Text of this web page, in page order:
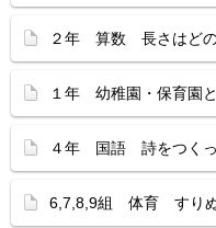
２年 算数 長さはどの
１年 幼稚園・保育園
４年 国語 詩をつくっ
6,7,8,9組 体育 すりぬ